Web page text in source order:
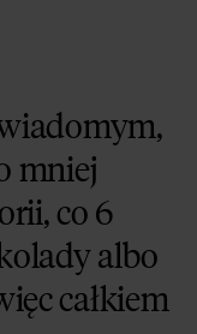
mniej
co 6
albo
całkiem